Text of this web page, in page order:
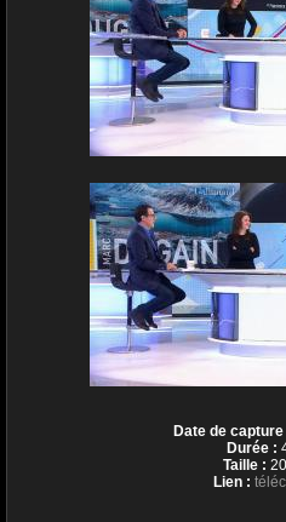
Date de capture
Durée :
Taille :
Lien :